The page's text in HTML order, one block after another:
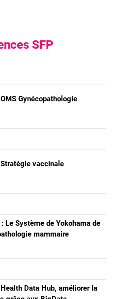
SFP
Gynécopathologie
vaccinale
Le Système de Yokohama de
mammaire
Data Hub, améliorer la